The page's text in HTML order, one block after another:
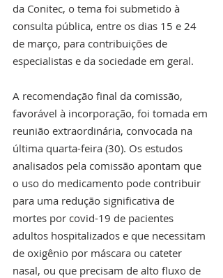
da Conitec, o tema foi submetido à
consulta pública, entre os dias 15 e 24
de março, para contribuições de
especialistas e da sociedade em geral.
A recomendação final da comissão,
favorável à incorporação, foi tomada em
reunião extraordinária, convocada na
última quarta-feira (30). Os estudos
analisados pela comissão apontam que
o uso do medicamento pode contribuir
para uma redução significativa de
mortes por covid-19 de pacientes
adultos hospitalizados e que necessitam
de oxigênio por máscara ou cateter
nasal, ou que precisam de alto fluxo de